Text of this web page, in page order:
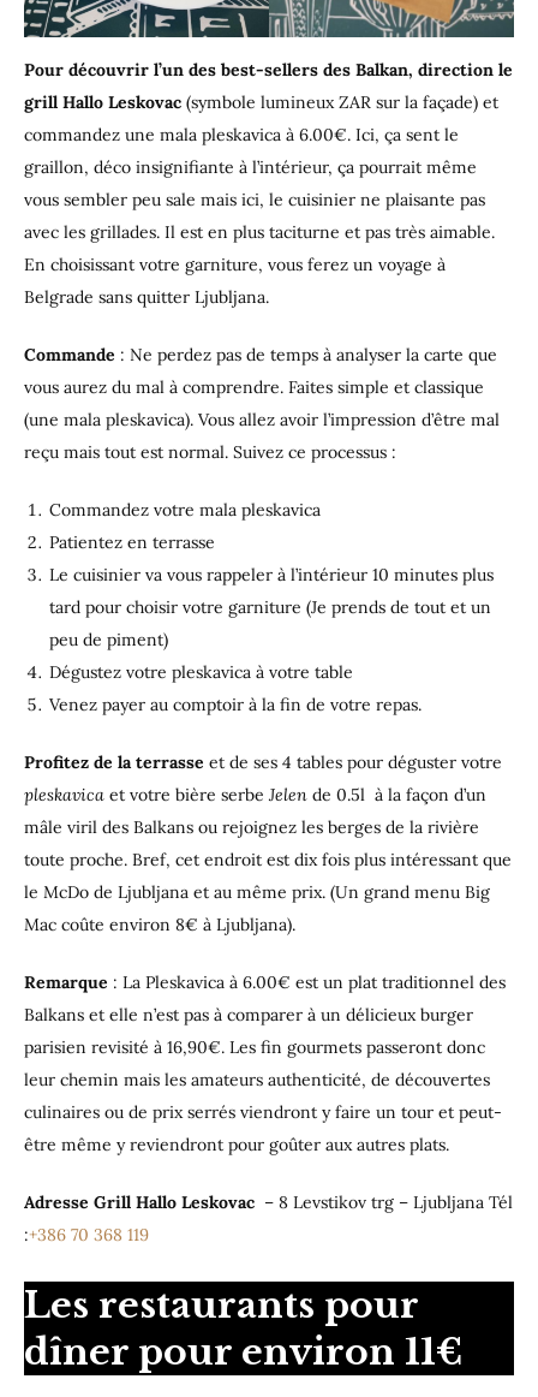
Pour découvrir l’un des best-sellers des Balkan, direction le
grill Hallo Leskovac (symbole lumineux ZAR sur la façade) et
commandez une mala pleskavica à 6.00€. Ici, ça sent le
graillon, déco insignifiante à l’intérieur, ça pourrait même
vous sembler peu sale mais ici, le cuisinier ne plaisante pas
avec les grillades. Il est en plus taciturne et pas très aimable.
En choisissant votre garniture, vous ferez un voyage à
Belgrade sans quitter Ljubljana.
Commande : Ne perdez pas de temps à analyser la carte que
vous aurez du mal à comprendre. Faites simple et classique
(une mala pleskavica). Vous allez avoir l’impression d’être mal
reçu mais tout est normal. Suivez ce processus :
Commandez votre mala pleskavica
Patientez en terrasse
Le cuisinier va vous rappeler à l’intérieur 10 minutes plus
tard pour choisir votre garniture (Je prends de tout et un
peu de piment)
Dégustez votre pleskavica à votre table
Venez payer au comptoir à la fin de votre repas.
Profitez de la terrasse et de ses 4 tables pour déguster votre
pleskavica et votre bière serbe Jelen de 0.5l à la façon d’un
mâle viril des Balkans ou rejoignez les berges de la rivière
toute proche. Bref, cet endroit est dix fois plus intéressant que
le McDo de Ljubljana et au même prix. (Un grand menu Big
Mac coûte environ 8€ à Ljubljana).
Remarque : La Pleskavica à 6.00€ est un plat traditionnel des
Balkans et elle n’est pas à comparer à un délicieux burger
parisien revisité à 16,90€. Les fin gourmets passeront donc
leur chemin mais les amateurs authenticité, de découvertes
culinaires ou de prix serrés viendront y faire un tour et peut-
être même y reviendront pour goûter aux autres plats.
Adresse Grill Hallo Leskovac – 8 Levstikov trg – Ljubljana Tél
:+386 70 368 119
Les restaurants pour
dîner pour environ 11€